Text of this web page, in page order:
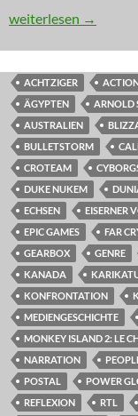
INNOVATION: Van
weiterlesen →
ACHTZIGER
ÄGYPTEN
ARNOLD
AUSTRALIEN
BULLETSTORM
CROTEAM
DUKE NUKEM
ECHSEN
EISERNER
EPIC GAMES
FAR
GEARBOX
GENRE
KANADA
KONFRONTATION
MEDIENGESCHICHTE
MONKEY ISLAND 2: LE
NARRATION
POSTAL
POWER
REFLEXION
RTL